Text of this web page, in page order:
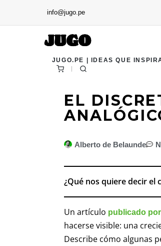
info@jugo.pe
JUGO.PE | IDEAS QUE
EL
Alberto de Belaunde
¿Qué nos quiere decir el
Un artículo publicado
hacerse visible: una
Describe cómo algunas